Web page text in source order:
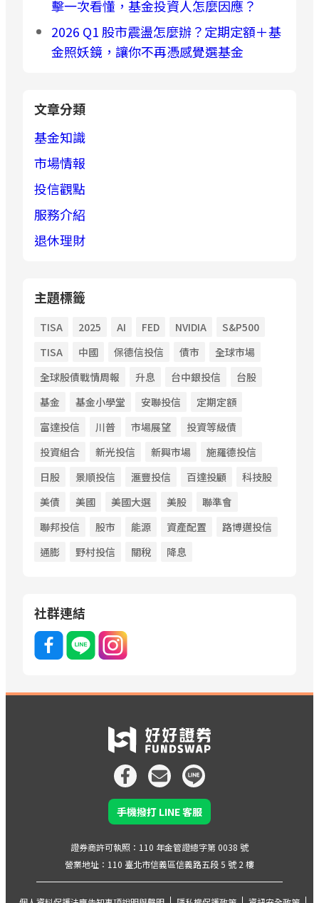
擊一次看懂，基金投資人怎麼因應？
2026 Q1 股市震盪怎麼辦？定期定額＋基
金照妖鏡，讓你不再憑感覺選基金
文章分類
基金知識
市場情報
投信觀點
服務介紹
退休理財
主題標籤
TISA 2025 AI FED NVIDIA
S&P500
TISA
中國 保德信投信 債市
全球市場
全球股債戰情周報
升息 台中銀投信
台股
基金
基金小學堂 安聯投信
定期定額
富達投信
川普 市場展望
投資等級債
投資組合
新光投信 新興市場
施羅德投信
日股
景順投信 滙豐投信 百達投顧
科技股
美債
美國 美國大選 美股
聯準會
聯邦投信
股市 能源 資產配置
路博邁投信
通膨
野村投信 關稅 降息
社群連結
手機撥打 LINE 客服
證券商許可執照：110 年金管證總字第 0038 號
營業地址：110 臺北市信義區信義路五段 5 號 2 樓